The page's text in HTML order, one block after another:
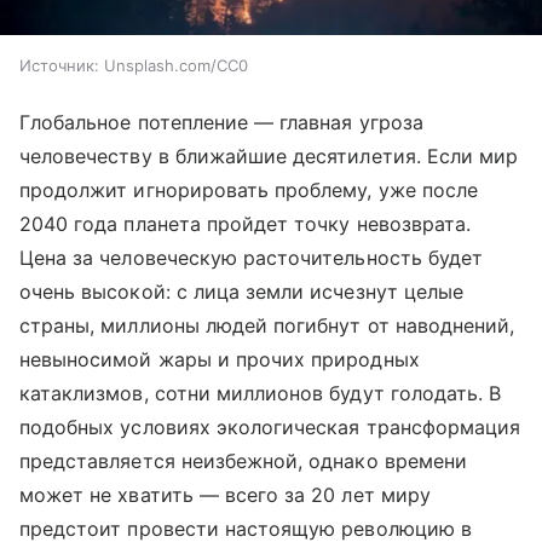
Источник: Unsplash.com/CC0
Глобальное потепление — главная угроза
человечеству в ближайшие десятилетия. Если мир
продолжит игнорировать проблему, уже после
2040 года планета пройдет точку невозврата.
Цена за человеческую расточительность будет
очень высокой: с лица земли исчезнут целые
страны, миллионы людей погибнут от наводнений,
невыносимой жары и прочих природных
катаклизмов, сотни миллионов будут голодать. В
подобных условиях экологическая трансформация
представляется неизбежной, однако времени
может не хватить — всего за 20 лет миру
предстоит провести настоящую революцию в